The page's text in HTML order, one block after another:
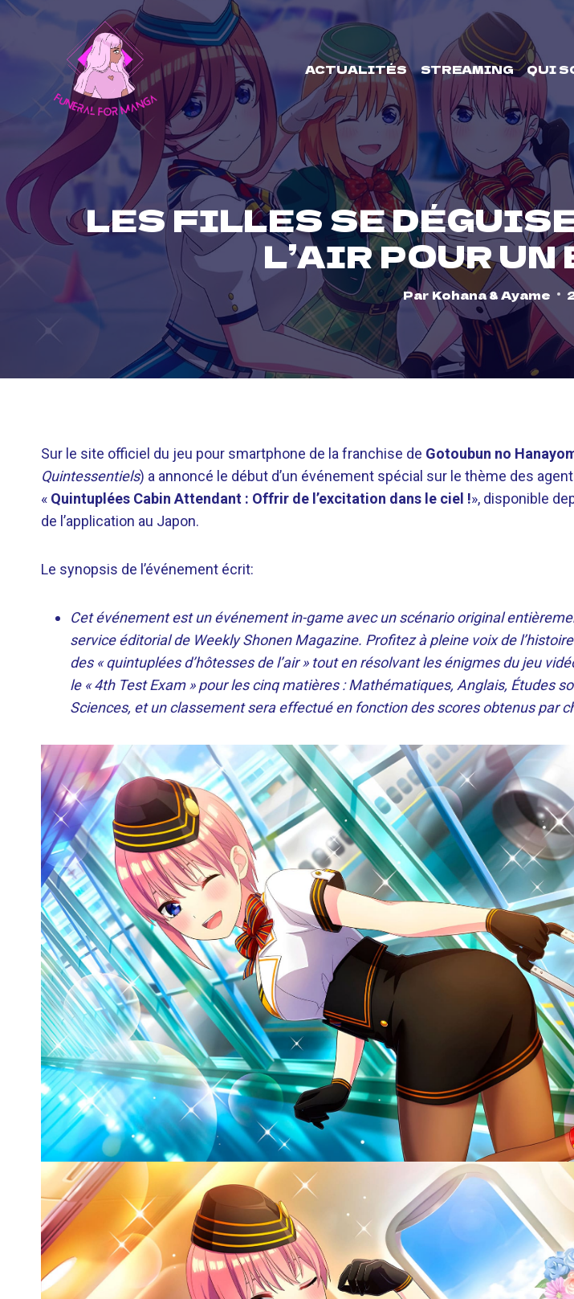
Skip
ACTUALITÉS STREAMING QUI
LES FILLES SE
L’AIR POUR
Par Kohana & Ayame
Sur le site officiel du jeu pour smartphone de la franchise de Gotoubun no
Quintessentiels) a annoncé le début d’un événement spécial sur le thème des
« Quintuplées Cabin Attendant : Offrir de l’excitation dans le ciel !», disponible
de l’application au Japon.
Le synopsis de l’événement écrit:
Cet événement est un événement in-game avec un scénario original
service éditorial de Weekly Shonen Magazine. Profitez à pleine voix de
des « quintuplées d’hôtesses de l’air » tout en résolvant les énigmes du jeu
le « 4th Test Exam » pour les cinq matières : Mathématiques, Anglais, Études
Sciences, et un classement sera effectué en fonction des scores obtenus par